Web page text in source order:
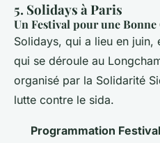
5. Solidays à Paris
Un Festival pour une Bonne
Solidays, qui a lieu en juin,
qui se déroule au
organisé par la Solidarité
lutte contre le sida.
Programmation